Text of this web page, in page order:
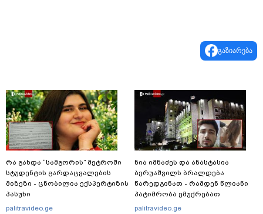
გაზიარება
რა გახდა “სამგორის” მეტროში
სტუდენტის გარდაცვალების
მიზეზი - ცნობილია ექსპერტიზის
პასუხი
palitravideo.ge
ნია იმნაძეს და ანასტასია
ბერუაშვილს ბრალდება
წარედგინათ - რამდენ წლიანი
პატიმრობა ემუქრებათ
არასრულწლოვნებს?
palitravideo.ge